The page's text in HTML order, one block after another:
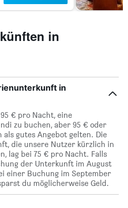
in
in
€ pro Nacht, eine
zu buchen, aber 95 € oder
gutes Angebot gelten. Die
die unsere Nutzer kürzlich in
lag bei 75 € pro Nacht. Falls
der Unterkunft im August
einer Buchung im September
du möglicherweise Geld.